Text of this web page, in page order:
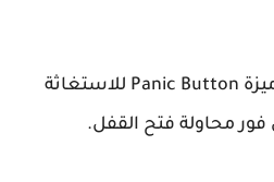
لأنه يوفر ميزة Panic Button للاستغاثة
محاولة فتح القفل.